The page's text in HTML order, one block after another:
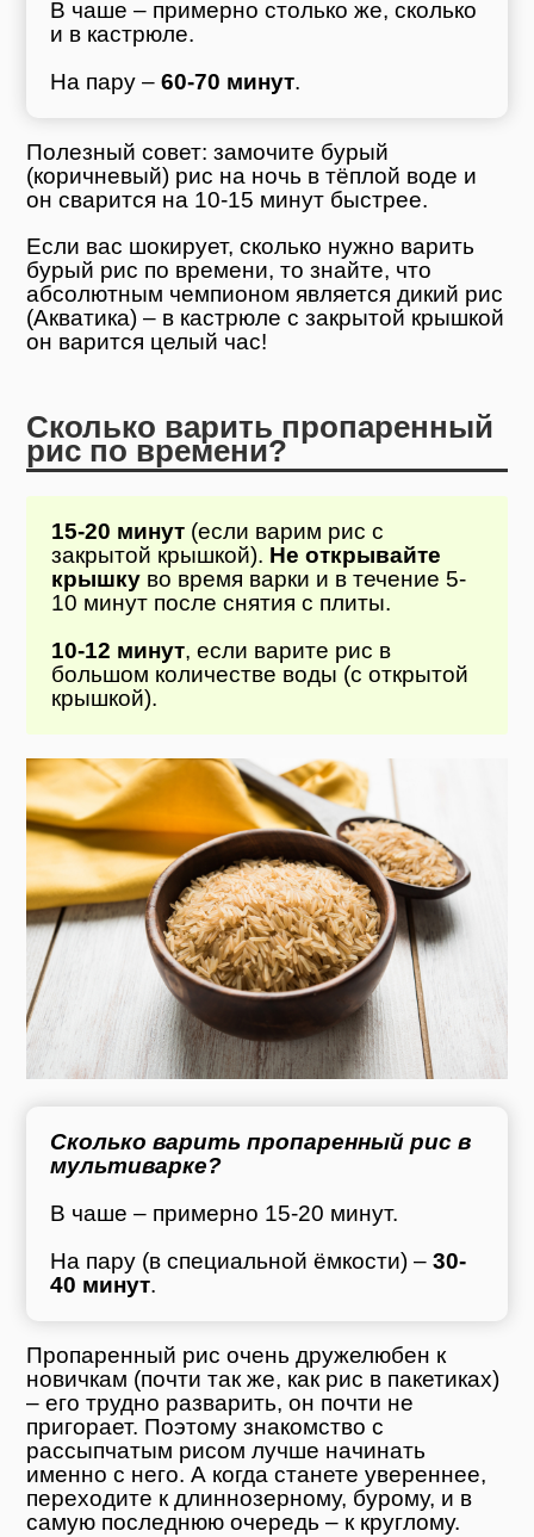
В чаше – примерно столько же, сколько
и в кастрюле.
На пару –60-70 минут.
Полезный совет: замочите бурый
(коричневый) рис на ночь в тёплой воде и
он сварится на 10-15 минут быстрее.
Если вас шокирует, сколько нужно варить
бурый рис по времени, то знайте, что
абсолютным чемпионом является дикий рис
(Акватика) – в кастрюле с закрытой крышкой
он варится целый час!
Сколько варить пропаренный
рис по времени?
15-20 минут(если варим рис с
закрытой крышкой). Не открывайте
крышкуво время варки и в течение 5-
10 минут после снятия с плиты.
10-12 минут, если варите рис в
большом количестве воды (с открытой
крышкой).
Сколько варить пропаренный рис в
мультиварке?
В чаше – примерно 15-20 минут.
На пару (в специальной ёмкости) –30-
40 минут.
Пропаренный рис очень дружелюбен к
новичкам (почти так же, как рис в пакетиках)
– его трудно разварить, он почти не
пригорает. Поэтому знакомство с
рассыпчатым рисом лучше начинать
именно с него. А когда станете увереннее,
переходите к длиннозерному, бурому, и в
самую последнюю очередь – к круглому.